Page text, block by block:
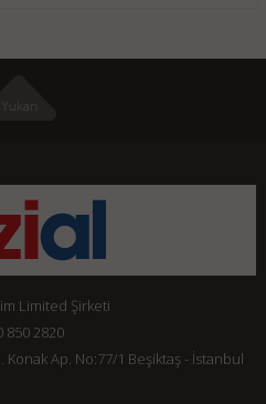
Limited Şirketi
850 2820
Ap. No:77/1 Beşiktaş - İstanbul